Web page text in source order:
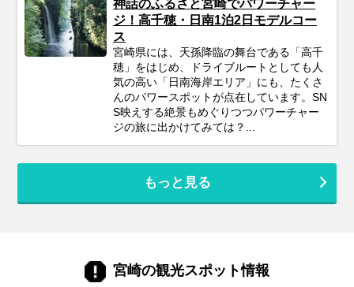
神話のふるさと宮崎でパワーチャー
ジ！高千穂・日南1泊2日モデルコー
ス
宮崎県には、天孫降臨の舞台である「高千
穂」をはじめ、ドライブルートとしても人
気の高い「日南海岸エリア」にも、たくさ
んのパワースポットが点在しています。SN
S映えする絶景もめぐりつつパワーチャー
ジの旅に出かけてみては？...
もっと見る
宮崎の観光スポット情報